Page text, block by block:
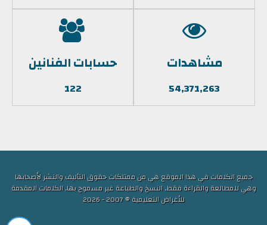
مشاهدات
54,371,263
حسابات الفنانين
122
جميع الكلمات في هذا الموقع هي من ممتلكات حقوق التأليف والنشر لأصحابها
وهي للمطالعة والقراءة فقط, النسخ والطباعة غير مسموح بها, الكلمات المقدمة
للأغراض التعليمية © 2007 - 2026